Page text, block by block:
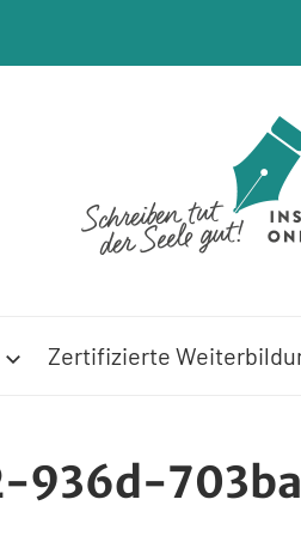
Zertifizierte
936d-